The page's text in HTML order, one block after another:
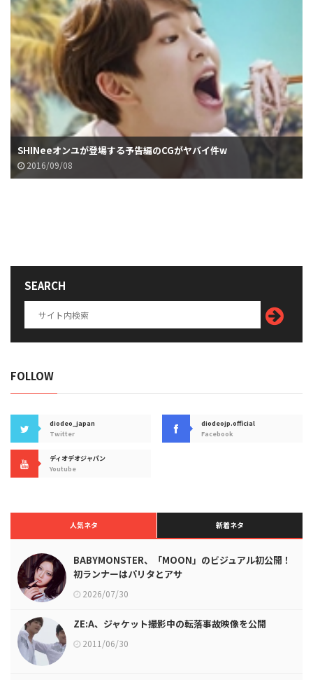
SHINeeオンユが登場する予告編のCGがヤバイ件w
2016/09/08
SEARCH
FOLLOW
diodeo_japan
Twitter
diodeojp.official
Facebook
ディオデオジャパン
Youtube
人気ネタ 新着ネタ
BABYMONSTER、「MOON」のビジュアル初公開！
初ランナーはパリタとアサ
2026/07/30
ZE:A、ジャケット撮影中の転落事故映像を公開
2011/06/30